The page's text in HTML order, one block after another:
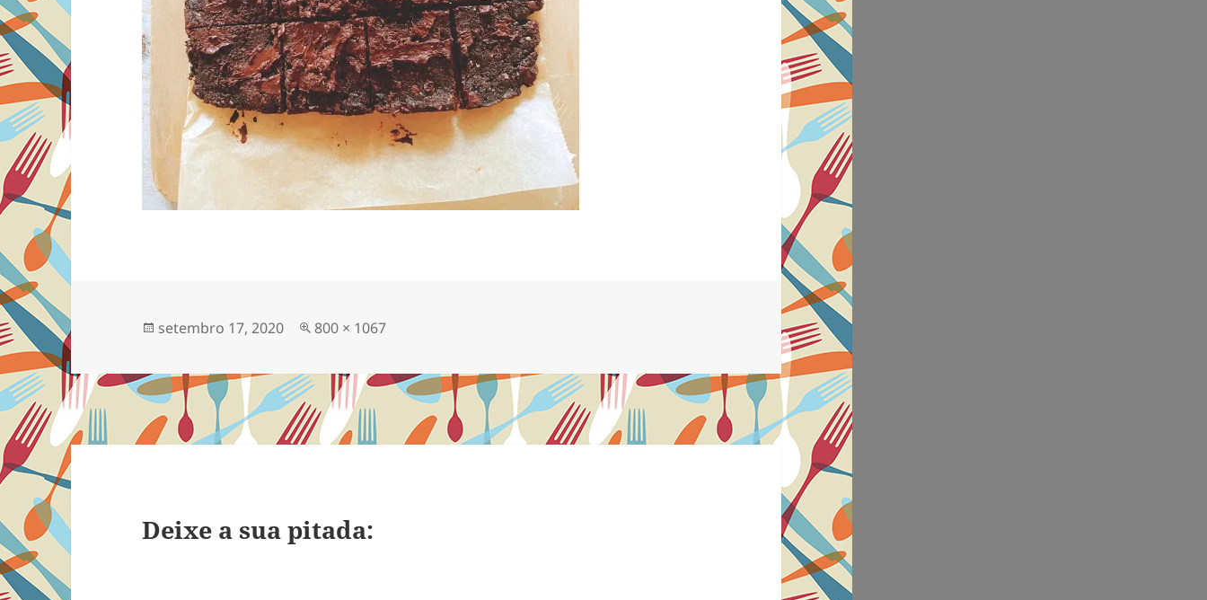
Publicado
setembro 17, 2020
Tamanho
800 × 1067
Deixe a sua pitada: